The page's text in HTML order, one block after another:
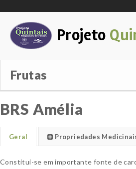
Projeto
Frutas
BRS Amélia
Geral Propriedades
Constitui-se em importante fonte de